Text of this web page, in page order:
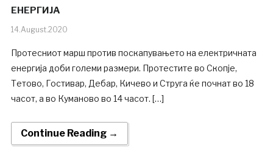
ЕНЕРГИЈА
14.August.2020
Протесниот марш против поскапувањето на електричната
енергија доби големи размери. Протестите во Скопје,
Тетово, Гостивар, Дебар, Кичево и Струга ќе почнат во 18
часот, а во Куманово во 14 часот. […]
Continue Reading →